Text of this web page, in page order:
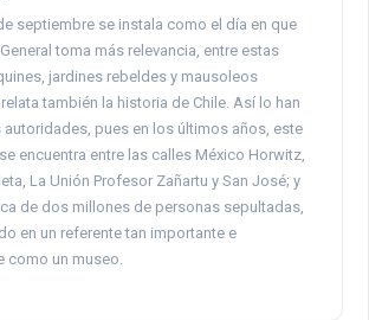
septiembre se instala como el día en que
toma más relevancia, entre estas
jardines rebeldes y mausoleos
también la historia de Chile. Así lo han
pues en los últimos años, este
encuentra entre las calles México Horwitz,
La Unión Profesor Zañartu y San José; y
de dos millones de personas sepultadas,
en un referente tan importante e
como un museo.